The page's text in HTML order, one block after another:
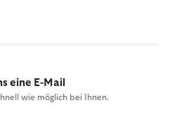
eine E-Mail
wie möglich bei Ihnen.